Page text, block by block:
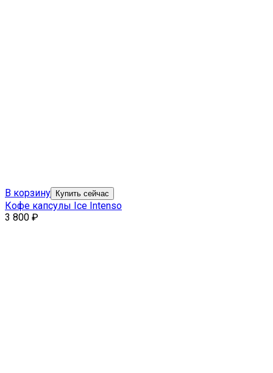
В корзину Купить сейчас
Кофе капсулы Ice Intenso
3 800 ₽